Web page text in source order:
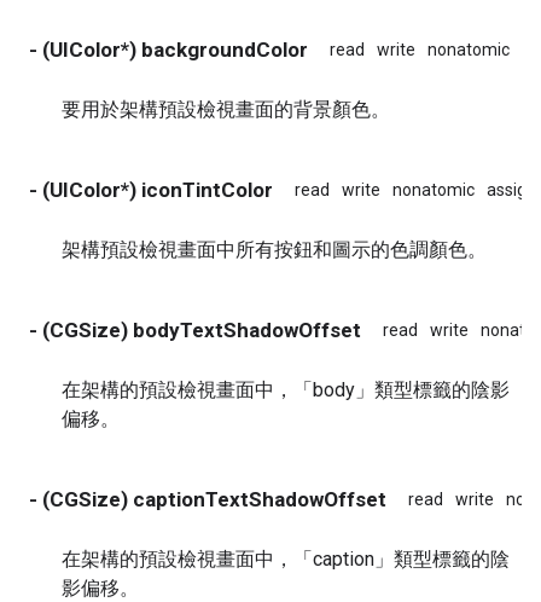
- (UIColor*) backgroundColor read write nonatomic
要用於架構預設檢視畫面的背景顏色。
- (UIColor*) iconTintColor read write nonatomic assign
架構預設檢視畫面中所有按鈕和圖示的色調顏色。
- (CGSize) bodyTextShadowOffset read write
在架構的預設檢視畫面中，「body」類型標籤的陰影
偏移。
- (CGSize) captionTextShadowOffset read write
在架構的預設檢視畫面中，「caption」類型標籤的陰
影偏移。